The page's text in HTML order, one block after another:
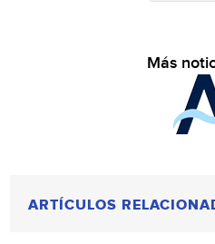
Más
ARTÍCULOS